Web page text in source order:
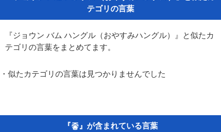
テゴリの言葉
『ジョウン バム ハングル（おやすみハングル）』と似たカ
テゴリの言葉をまとめてます。
・似たカテゴリの言葉は見つかりませんでした
『좋』が含まれている言葉